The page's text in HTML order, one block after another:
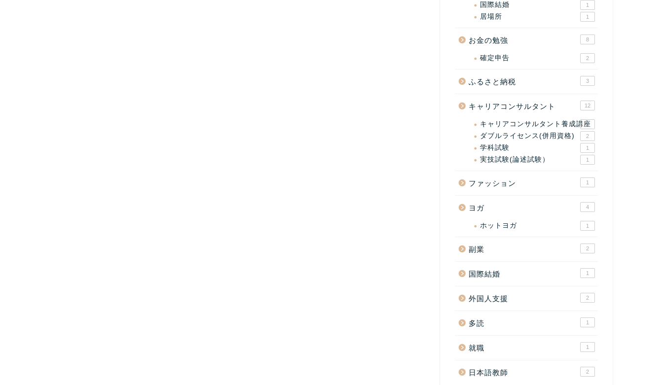
国際結婚 1
居場所 1
お金の勉強 8
確定申告 2
ふるさと納税 3
キャリアコンサルタント 12
キャリアコンサルタント養成講座
2
ダブルライセンス(併用資格) 2
学科試験 1
実技試験(論述試験） 1
ファッション 1
ヨガ 4
ホットヨガ 1
副業 2
国際結婚 1
外国人支援 2
多読 1
就職 1
日本語教師 2